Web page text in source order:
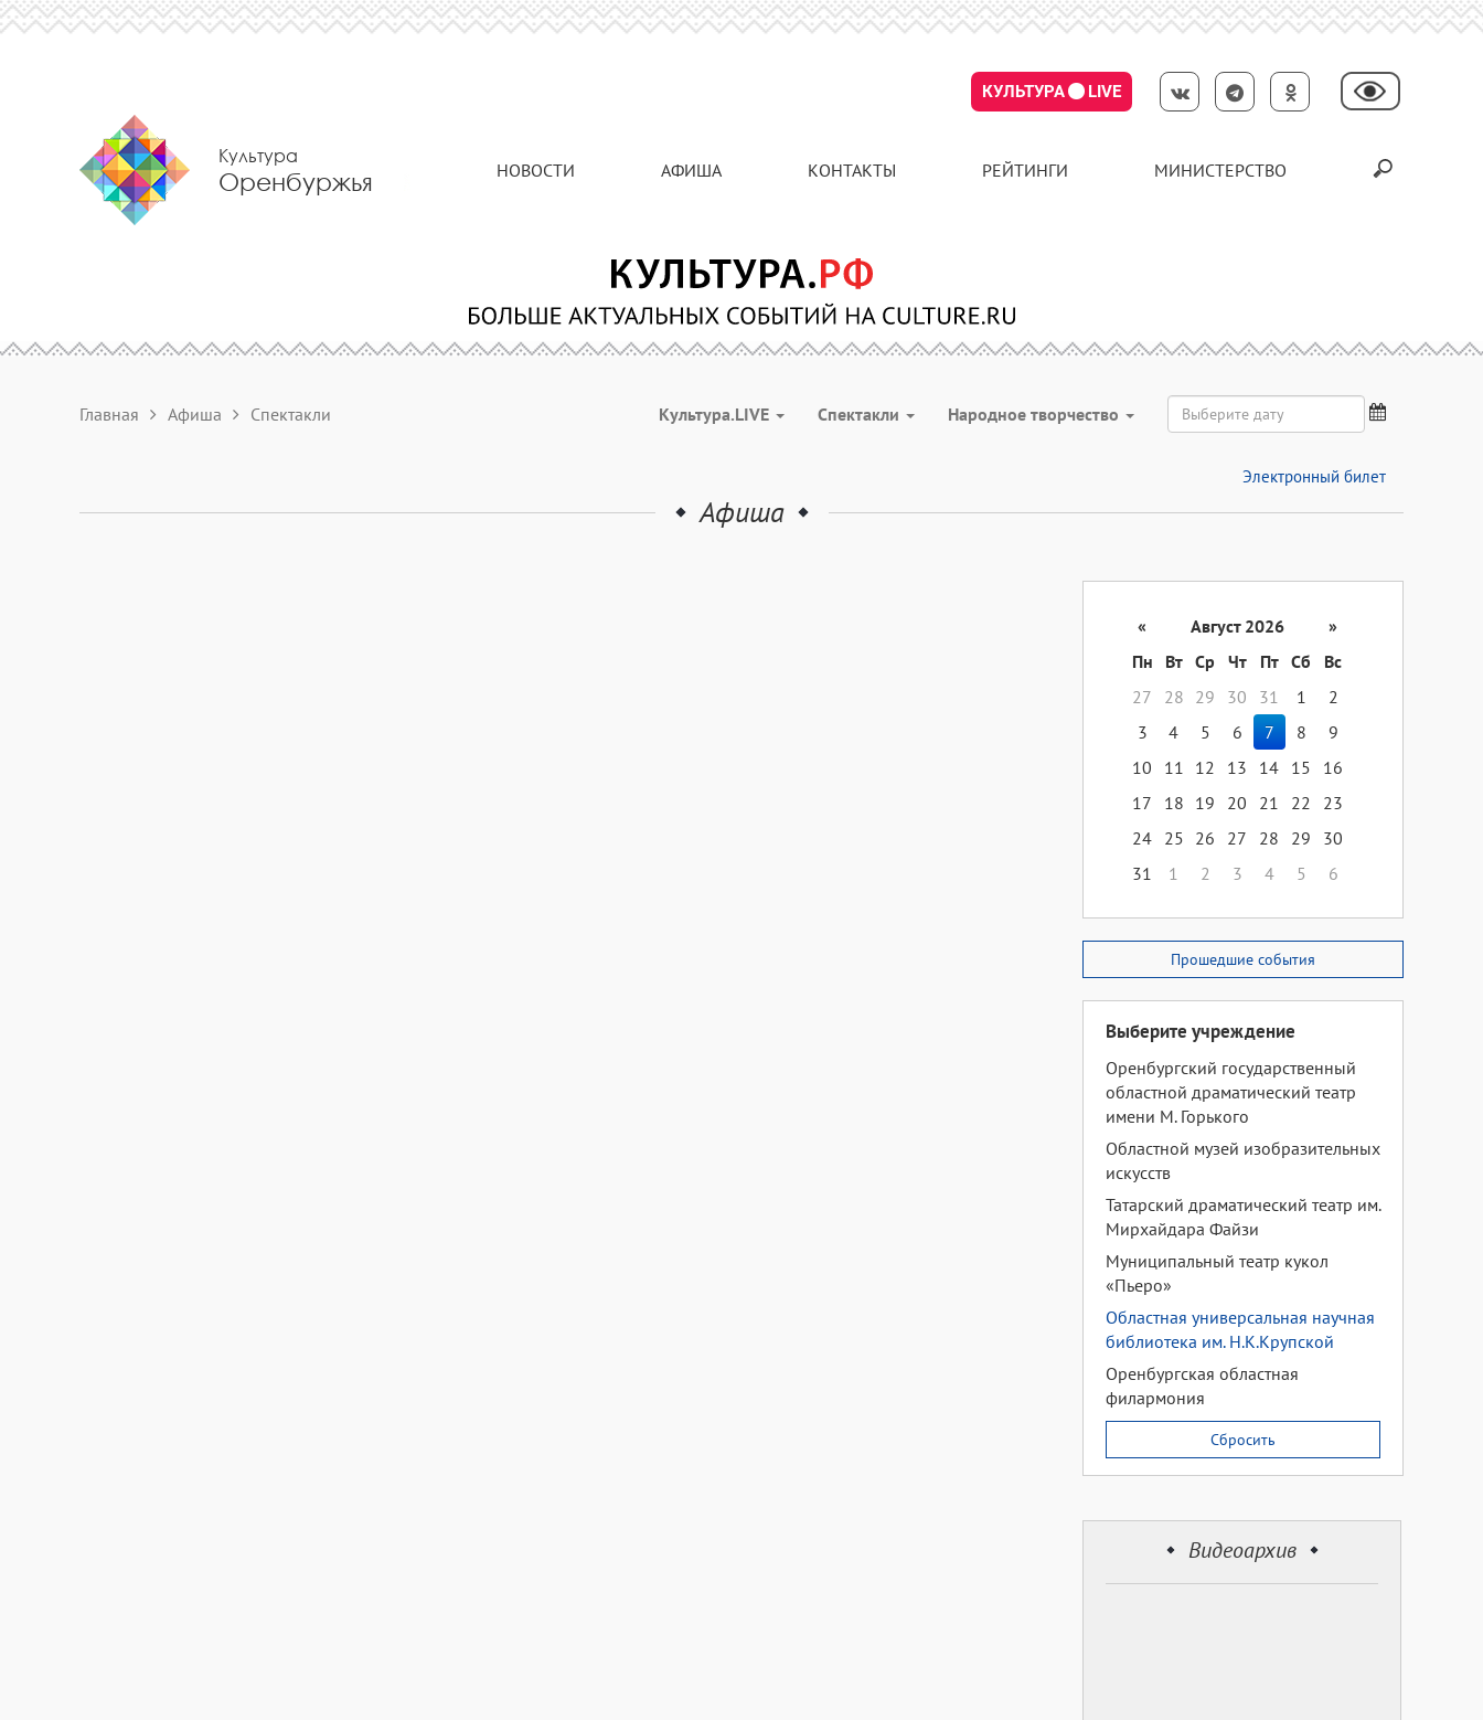
КУЛЬТУРА LIVE
Культура
Оренбуржья НОВОСТИ АФИША КОНТАКТЫ РЕЙТИНГИ МИНИСТЕРСТВО
Главная Афиша Спектакли Культура.LIVE Спектакли Народное творчество
Электронный билет
Афиша
« Август 2026
»
Пн
Вт Ср Чт Пт Сб
Вс
27
28 29 30 31 1
2
3
4 5 6 7 8
9
10
11 12 13 14 15
16
17
18 19 20 21 22
23
24 25 26 27 28 29
30
31
1 2 3 4 5 6
Прошедшие события
Выберите учреждение
Оренбургский государственный
областной драматический театр
имени М. Горького
Областной музей изобразительных
искусств
Татарский драматический театр им.
Мирхайдара Файзи
Муниципальный театр кукол
«Пьеро»
Областная универсальная научная
библиотека им. Н.К.Крупской
Оренбургская областная
филармония
Сбросить
Видеоархив